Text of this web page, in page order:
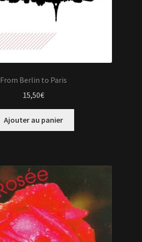
From Berlin to Paris
15,50€
Ajouter au panier